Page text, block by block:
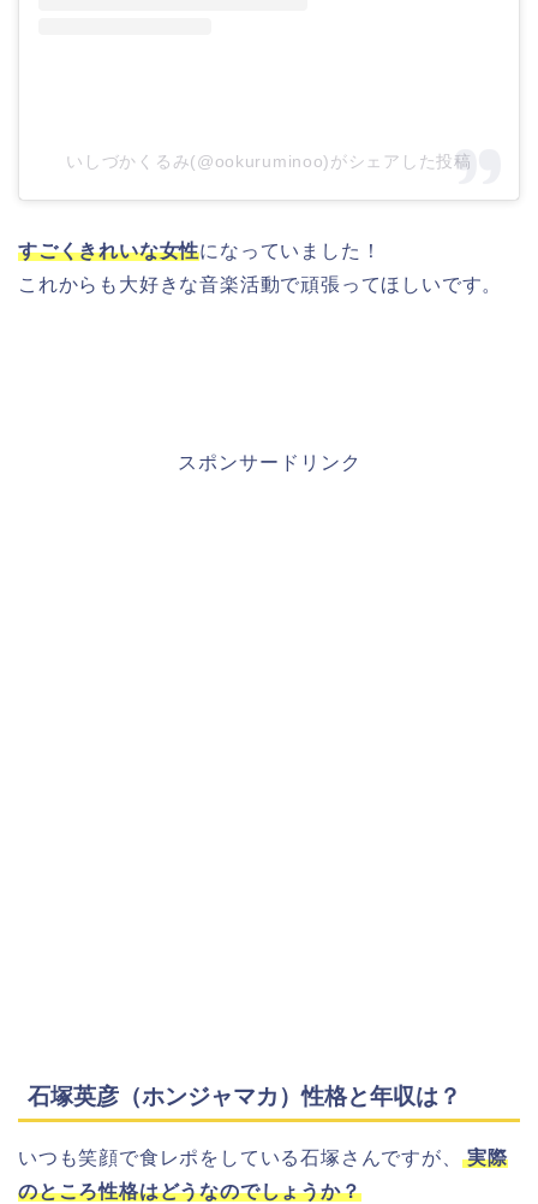
いしづかくるみ(@ookuruminoo)がシェアした投稿
すごくきれいな女性になっていました！
これからも大好きな音楽活動で頑張ってほしいです。
スポンサードリンク
石塚英彦（ホンジャマカ）性格と年収は？
いつも笑顔で食レポをしている石塚さんですが、 実際
のところ性格はどうなのでしょうか？